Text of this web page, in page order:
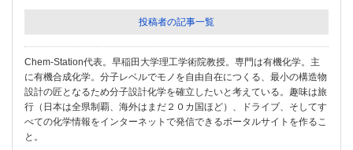
投稿者の記事一覧
Chem-Station代表。早稲田大学理工学術院教授。専門は有機化学。主
に有機合成化学。分子レベルでモノを自由自在につくる、最小の構造物
設計の匠となるため分子設計化学を確立したいと考えている。趣味は旅
行（日本は全県制覇、海外はまだ２０カ国ほど）、ドライブ、そしてす
べての化学情報をインターネットで発信できるポータルサイトを作るこ
と。